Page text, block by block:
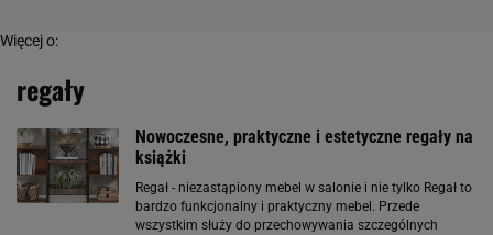
Więcej o:
regały
Nowoczesne, praktyczne i estetyczne regały na
książki
Regał - niezastąpiony mebel w salonie i nie tylko Regał to
bardzo funkcjonalny i praktyczny mebel. Przede
wszystkim służy do przechowywania szczególnych